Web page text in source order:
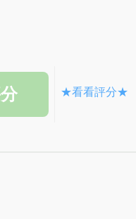
★看看評分★